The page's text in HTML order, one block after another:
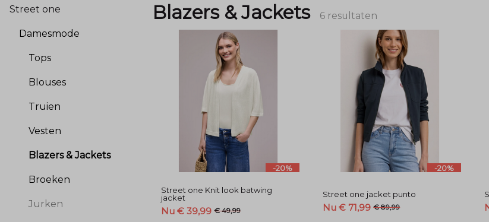
Jackets
Menger
Mode
Street one
Damesmode
Tops
Blouses
Truien
Vesten
Blazers & Jackets
Broeken
Jurken
Blazers & Jackets 6 resultaten
-20%
Street one Knit look batwing
jacket
Nu € 39,99 € 49,99
-20%
Street one jacket punto
Nu € 71,99 € 89,99